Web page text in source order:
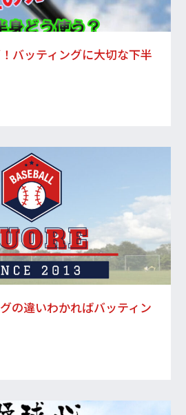
バッティングに大切な下半
の違いわかればバッティン